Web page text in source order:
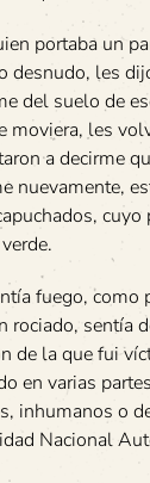
portaba un
desnudo, les
del suelo de
moviera, les
a decirme
nuevamente,
cuyo
fuego, como
rociado, sentía
de la que fui
en varias
inhumanos o
Nacional